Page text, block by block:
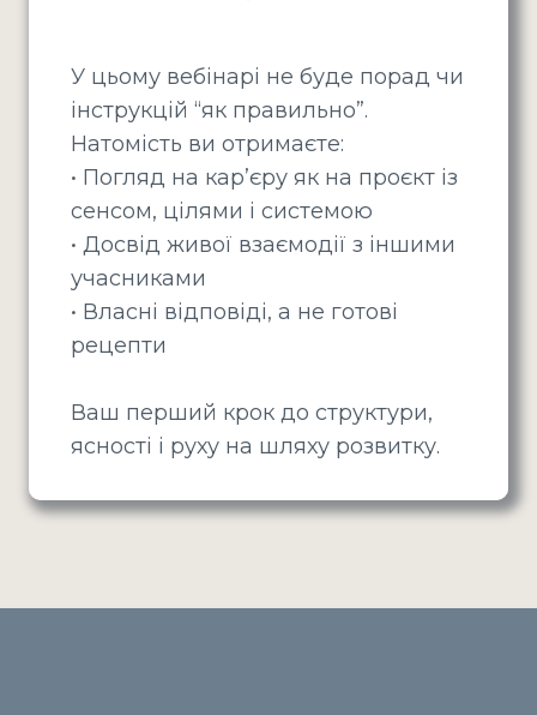
У цьому вебінарі не буде порад чи
інструкцій “як правильно”.
Натомість ви отримаєте:
• Погляд на карʼєру як на проєкт із
сенсом, цілями і системою
• Досвід живої взаємодії з іншими
учасниками
• Власні відповіді, а не готові
рецепти
Ваш перший крок до структури,
ясності і руху на шляху розвитку.